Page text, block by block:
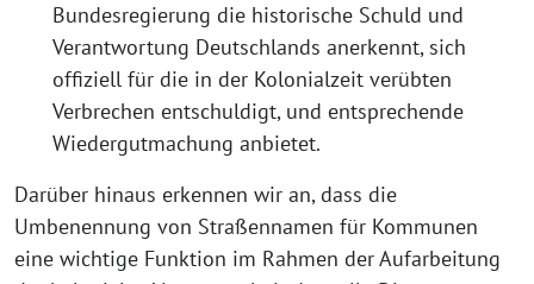
Bundesregierung die historische Schuld und
Verantwortung Deutschlands anerkennt, sich
offiziell für die in der Kolonialzeit verübten
Verbrechen entschuldigt, und entsprechende
Wiedergutmachung anbietet.
Darüber hinaus erkennen wir an, dass die
Umbenennung von Straßennamen für Kommunen
eine wichtige Funktion im Rahmen der Aufarbeitung